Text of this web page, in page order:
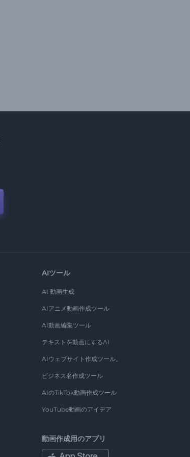
AIツール
AI 動画生成
AIアニメ動画作成ツール
AI動画編集ツール
テキストを動画にするAI
AIウェブサイト作成ツール。
ビジネス名作成ツール
AIのTikTok動画作成ツール
YouTube動画のアイデア
動画作成用のアプリ